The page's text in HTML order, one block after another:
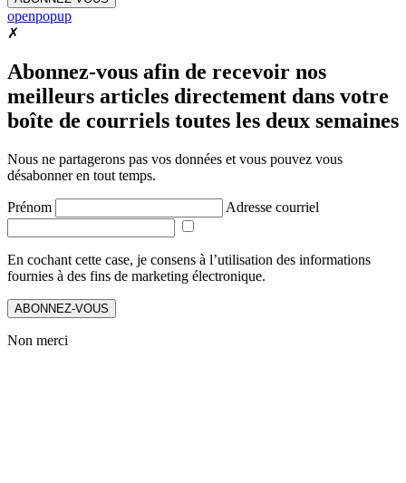
openpopup
✗
Abonnez-vous afin de recevoir nos
meilleurs articles directement dans votre
boîte de courriels toutes les deux semaines
Nous ne partagerons pas vos données et vous pouvez vous
désabonner en tout temps.
Prénom Adresse courriel
En cochant cette case, je consens à l’utilisation des informations
fournies à des fins de marketing électronique.
ABONNEZ-VOUS
Non merci